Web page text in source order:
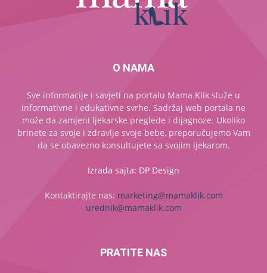
O NAMA
Sve informacije i savjeti na portalu Mama Klik služe u
informativne i edukativne svrhe. Sadržaj web portala ne
može da zamjeni ljekarske preglede i dijagnoze. Ukoliko
brinete za svoje i zdravlje svoje bebe, preporučujemo Vam
da se obavezno konsultujete sa svojim ljekarom.
Izrada sajta: DP Design
Kontaktirajte nas: marketing@mamaklik.com
urednik@mamaklik.com
PRATITE NAS